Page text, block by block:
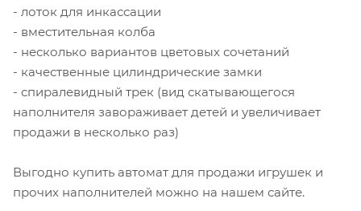
- лоток для инкассации
- вместительная колба
- несколько вариантов цветовых сочетаний
- качественные цилиндрические замки
- спиралевидный трек (вид скатывающегося
наполнителя завораживает детей и увеличивает
продажи в несколько раз)
Выгодно купить автомат для продажи игрушек и
прочих наполнителей можно на нашем сайте.